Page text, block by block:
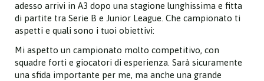
adesso arrivi in A3 dopo una stagione lunghissima e fitta
di partite tra Serie B e Junior League. Che campionato ti
aspetti e quali sono i tuoi obiettivi:
Mi aspetto un campionato molto competitivo, con
squadre forti e giocatori di esperienza. Sarà sicuramente
una sfida importante per me, ma anche una grande